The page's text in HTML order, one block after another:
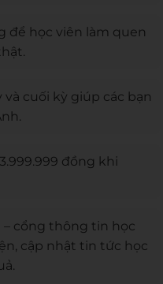
để học viên làm quen
cuối kỳ giúp các bạn
đồng khi
– cổng thông tin học
cập nhật tin tức học